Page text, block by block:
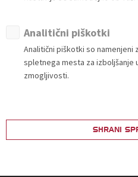
Analitični piškotki
Analitični piškotki so
spletnega mesta za izboljšanje
zmogljivosti.
SHRANI